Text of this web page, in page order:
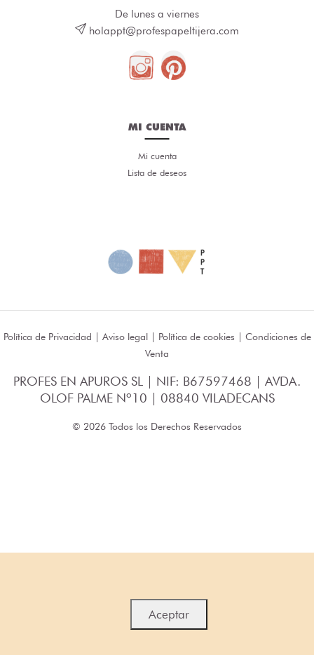
De lunes a viernes
holappt@profespapeltijera.com
MI CUENTA
Mi cuenta
Lista de deseos
Política de Privacidad | Aviso legal| Política de cookies | Condiciones de
Venta
PROFES EN APUROS SL | NIF: B67597468 | AVDA.
OLOF PALME Nº10 | 08840 VILADECANS
© 2026 Todos los Derechos Reservados
Aceptar